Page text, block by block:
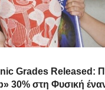
Grades Released:
30% στη Φυσική